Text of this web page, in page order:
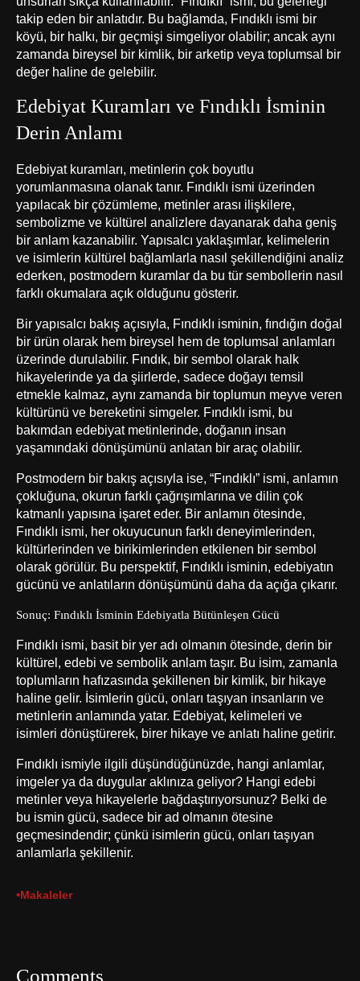
takip eden bir anlatıdır. Bu bağlamda, Fındıklı ismi bir
köyü, bir halkı, bir geçmişi simgeliyor olabilir; ancak aynı
zamanda bireysel bir kimlik, bir arketip veya toplumsal bir
değer haline de gelebilir.
Edebiyat Kuramları ve Fındıklı İsminin
Derin Anlamı
Edebiyat kuramları, metinlerin çok boyutlu
yorumlanmasına olanak tanır. Fındıklı ismi üzerinden
yapılacak bir çözümleme, metinler arası ilişkilere,
sembolizme ve kültürel analizlere dayanarak daha geniş
bir anlam kazanabilir. Yapısalcı yaklaşımlar, kelimelerin
ve isimlerin kültürel bağlamlarla nasıl şekillendiğini analiz
ederken, postmodern kuramlar da bu tür sembollerin nasıl
farklı okumalara açık olduğunu gösterir.
Bir yapısalcı bakış açısıyla, Fındıklı isminin, fındığın doğal
bir ürün olarak hem bireysel hem de toplumsal anlamları
üzerinde durulabilir. Fındık, bir sembol olarak halk
hikayelerinde ya da şiirlerde, sadece doğayı temsil
etmekle kalmaz, aynı zamanda bir toplumun meyve veren
kültürünü ve bereketini simgeler. Fındıklı ismi, bu
bakımdan edebiyat metinlerinde, doğanın insan
yaşamındaki dönüşümünü anlatan bir araç olabilir.
Postmodern bir bakış açısıyla ise, “Fındıklı” ismi, anlamın
çokluğuna, okurun farklı çağrışımlarına ve dilin çok
katmanlı yapısına işaret eder. Bir anlamın ötesinde,
Fındıklı ismi, her okuyucunun farklı deneyimlerinden,
kültürlerinden ve birikimlerinden etkilenen bir sembol
olarak görülür. Bu perspektif, Fındıklı isminin, edebiyatın
gücünü ve anlatıların dönüşümünü daha da açığa çıkarır.
Sonuç: Fındıklı İsminin Edebiyatla Bütünleşen Gücü
Fındıklı ismi, basit bir yer adı olmanın ötesinde, derin bir
kültürel, edebi ve sembolik anlam taşır. Bu isim, zamanla
toplumların hafızasında şekillenen bir kimlik, bir hikaye
haline gelir. İsimlerin gücü, onları taşıyan insanların ve
metinlerin anlamında yatar. Edebiyat, kelimeleri ve
isimleri dönüştürerek, birer hikaye ve anlatı haline getirir.
Fındıklı ismiyle ilgili düşündüğünüzde, hangi anlamlar,
imgeler ya da duygular aklınıza geliyor? Hangi edebi
metinler veya hikayelerle bağdaştırıyorsunuz? Belki de
bu ismin gücü, sadece bir ad olmanın ötesine
geçmesindendir; çünkü isimlerin gücü, onları taşıyan
anlamlarla şekillenir.
•Makaleler
Comments